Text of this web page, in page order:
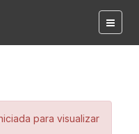
para visualizar